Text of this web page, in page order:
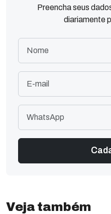
Preencha seus
diariamente
Veja também